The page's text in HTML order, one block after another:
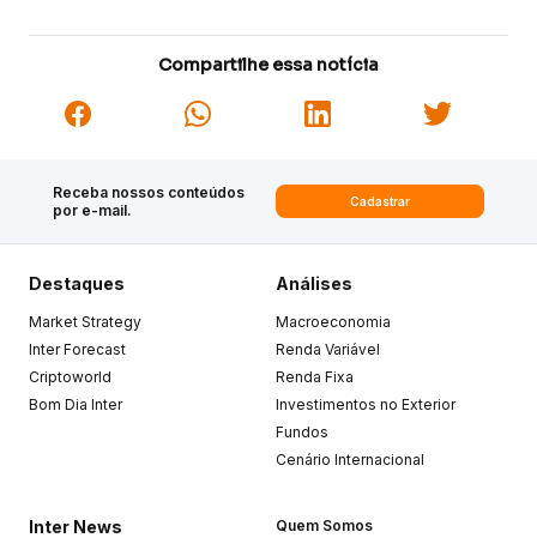
Compartilhe essa notícia
Receba nossos conteúdos
por e-mail.
Cadastrar
Destaques
Market Strategy
Inter Forecast
Criptoworld
Bom Dia Inter
Análises
Macroeconomia
Renda Variável
Renda Fixa
Investimentos no Exterior
Fundos
Cenário Internacional
Inter News Quem Somos